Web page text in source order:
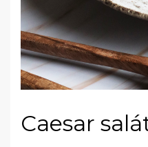
Caesar